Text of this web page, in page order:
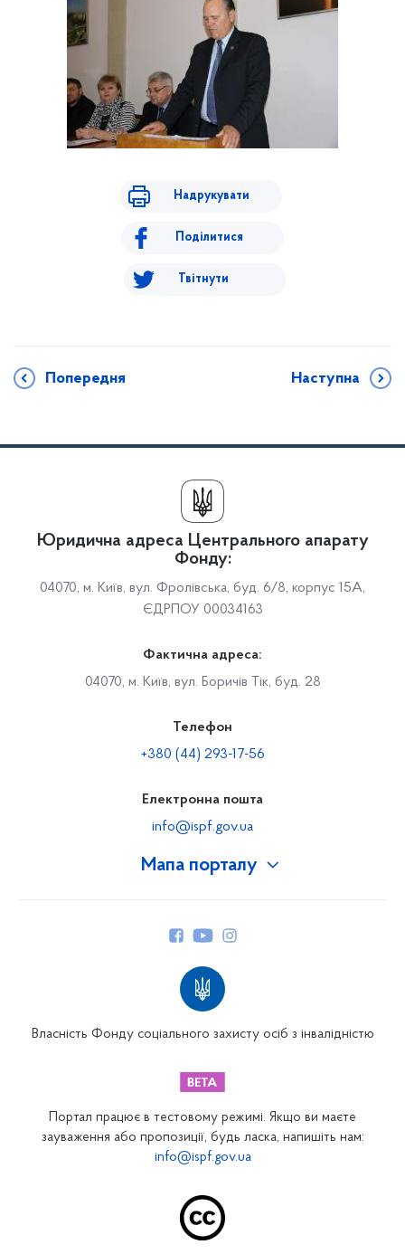
Надрукувати
Поділитися
Твітнути
Попередня Наступна
Мапа порталу
Закарпатське відділення
Запорізьке відділення
Юридична адреса Центрального апарату
Фонду:
04070, м. Київ, вул. Фролівська, буд. 6/8, корпус 15А,
ЄДРПОУ 00034163
Фактична адреса:
04070, м. Київ, вул. Боричів Тік, буд. 28
Телефон
+380 (44) 293-17-56
Електронна пошта
info@ispf.gov.ua
Власність Фонду соціального захисту осіб з інвалідністю
Портал працює в тестовому режимі. Якщо ви маєте
зауваження або пропозиції, будь ласка, напишіть нам:
info@ispf.gov.ua